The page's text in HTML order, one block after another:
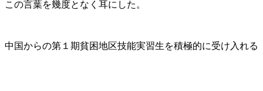
この言葉を幾度となく耳にした。
中国からの第１期貧困地区技能実習生を積極的に受け入れる